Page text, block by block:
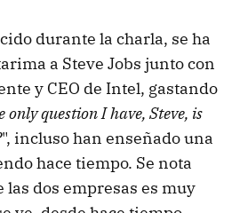
durante la charla, se ha
a Steve Jobs junto con
y CEO de Intel, gastando
only question I have, Steve, is
", incluso han enseñado una
hace tiempo. Se nota
dos empresas es muy